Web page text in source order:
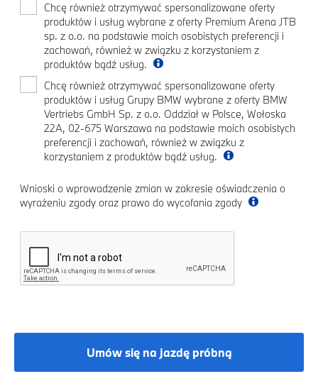
Chcę również otrzymywać spersonalizowane oferty
produktów i usług wybrane z oferty Premium Arena JTB
sp. z o.o. na podstawie moich osobistych preferencji i
zachowań, również w związku z korzystaniem z
produktów bądź usług.
Chcę również otrzymywać spersonalizowane oferty
produktów i usług Grupy BMW wybrane z oferty BMW
Vertriebs GmbH Sp. z o.o. Oddział w Polsce, Wołoska
22A, 02-675 Warszawa na podstawie moich osobistych
preferencji i zachowań, również w związku z
korzystaniem z produktów bądź usług.
Wnioski o wprowadzenie zmian w zakresie oświadczenia o
wyrażeniu zgody oraz prawo do wycofania zgody
Umów się na jazdę próbną